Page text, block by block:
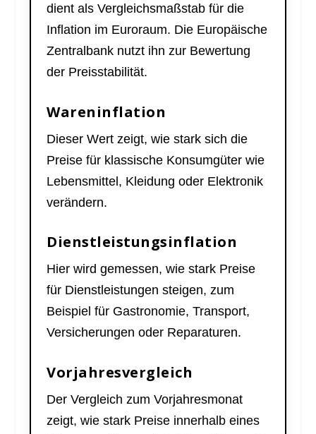
dient als Vergleichsmaßstab für die
Inflation im Euroraum. Die Europäische
Zentralbank nutzt ihn zur Bewertung
der Preisstabilität.
Wareninflation
Dieser Wert zeigt, wie stark sich die
Preise für klassische Konsumgüter wie
Lebensmittel, Kleidung oder Elektronik
verändern.
Dienstleistungsinflation
Hier wird gemessen, wie stark Preise
für Dienstleistungen steigen, zum
Beispiel für Gastronomie, Transport,
Versicherungen oder Reparaturen.
Vorjahresvergleich
Der Vergleich zum Vorjahresmonat
zeigt, wie stark Preise innerhalb eines